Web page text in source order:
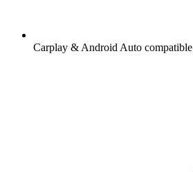
Carplay & Android Auto compatible